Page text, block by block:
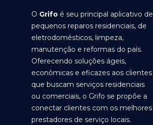
O Grifo é seu principal aplicativo de
pequenos reparos residenciais, de
eletrodomésticos, limpeza,
manutenção e reformas do país.
Oferecendo soluções ágeis,
econômicas e eficazes aos clientes
que buscam serviços residenciais
ou comerciais, o Grifo se propõe a
conectar clientes com os melhores
prestadores de serviço locais.